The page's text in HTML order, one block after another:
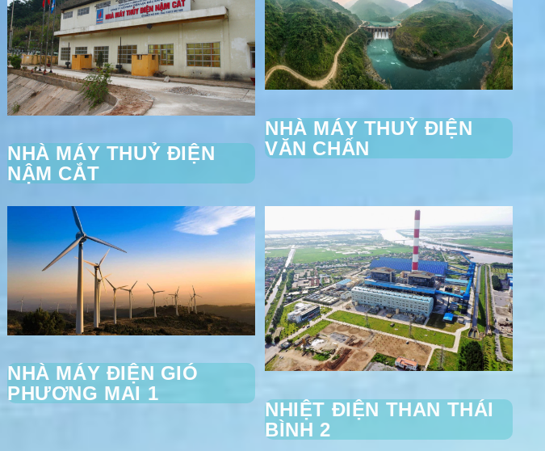
NHÀ MÁY THUỶ ĐIỆN
NẬM CẮT
NHÀ MÁY THUỶ ĐIỆN
VĂN CHẤN
NHÀ MÁY ĐIỆN GIÓ
PHƯƠNG MAI 1
NHIỆT ĐIỆN THAN THÁI
BÌNH 2